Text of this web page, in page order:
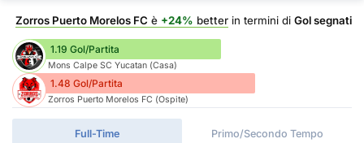
Zorros Puerto Morelos FC è +24% better in termini di Gol segnati
1.19 Gol/Partita
Mons Calpe SC Yucatan (Casa)
1.48 Gol/Partita
Zorros Puerto Morelos FC (Ospite)
Full-Time Primo/Secondo Tempo